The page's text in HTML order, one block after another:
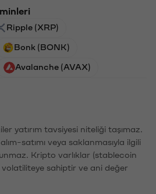
Ripple (XRP)
Bonk (BONK)
Avalanche (AVAX)
yatırım tavsiyesi niteliği taşımaz.
satımı veya saklanmasıyla ilgili
Kripto varlıklar (stablecoin
volatiliteye sahiptir ve ani değer